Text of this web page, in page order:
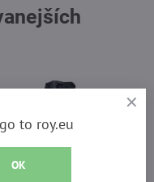
to roy.eu
OK